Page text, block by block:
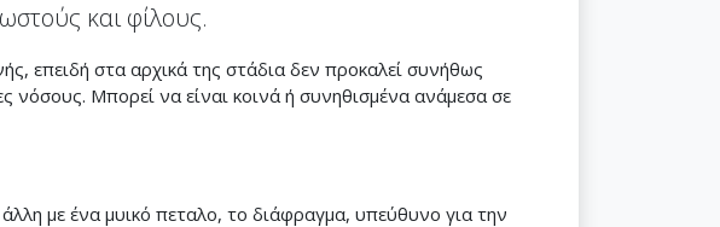
και φίλους.
επειδή στα αρχικά της στάδια δεν προκαλεί συνήθως
νόσους. Μπορεί να είναι κοινά ή συνηθισμένα ανάμεσα σε
με ένα μυικό πεταλο, το διάφραγμα, υπεύθυνο για την